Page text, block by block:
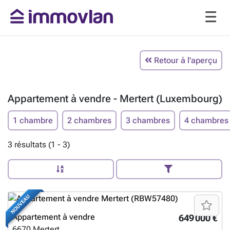
Retour à l'aperçu
Appartement à vendre - Mertert (Luxembourg)
1 chambre 2 chambres 3 chambres 4 chambres
3 résultats (1 - 3)
NOUVEAU
649 000 €
Appartement à vendre